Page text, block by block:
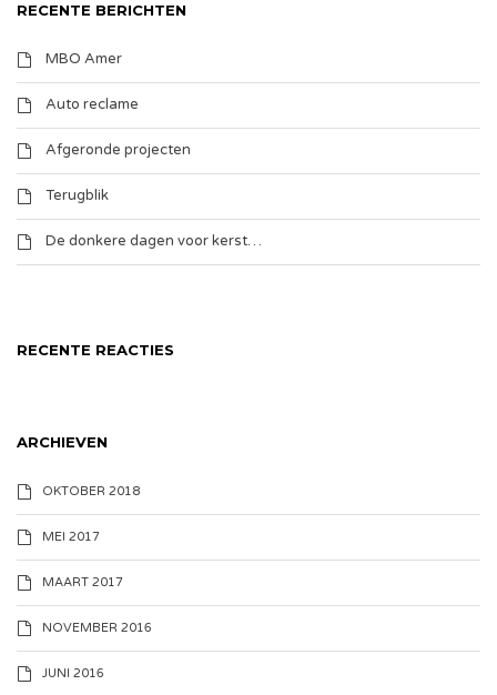
RECENTE BERICHTEN
MBO Amer
Auto reclame
Afgeronde projecten
Terugblik
De donkere dagen voor kerst…
RECENTE REACTIES
ARCHIEVEN
OKTOBER 2018
MEI 2017
MAART 2017
NOVEMBER 2016
JUNI 2016